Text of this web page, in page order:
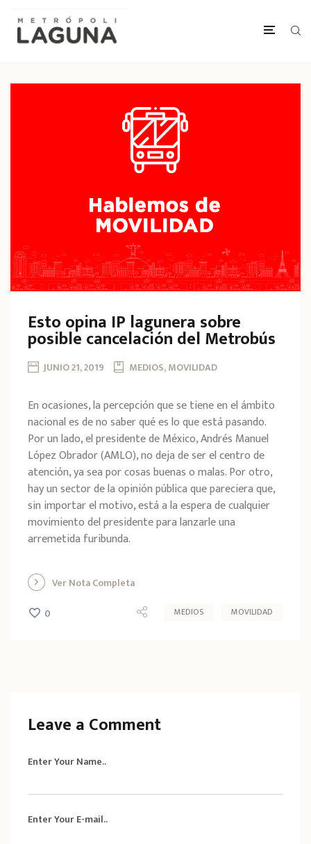
Esto opina IP lagunera sobre
posible cancelación del Metrobús
JUNIO 21, 2019 MEDIOS, MOVILIDAD
En ocasiones, la percepción que se tiene en el ámbito
nacional es de no saber qué es lo que está pasando.
Por un lado, el presidente de México, Andrés Manuel
López Obrador (AMLO), no deja de ser el centro de
atención, ya sea por cosas buenas o malas. Por otro,
hay un sector de la opinión pública que pareciera que,
sin importar el motivo, está a la espera de cualquier
movimiento del presidente para lanzarle una
arremetida furibunda.
Ver Nota Completa
0
MEDIOS MOVILIDAD
Leave a Comment
Enter Your Name..
Enter Your E-mail..